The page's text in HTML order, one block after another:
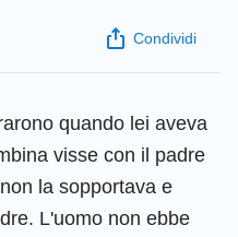
Condividi
quando lei aveva
visse con il padre
la sopportava e
L'uomo non ebbe